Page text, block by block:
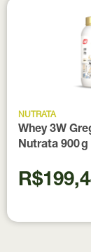
NUTRATA
Whey 3W
Nutrata 900